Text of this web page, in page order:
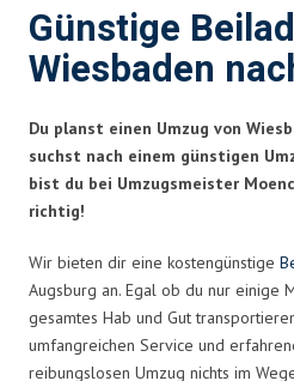
Günstige
Wiesbaden
Du planst einen Umzug von
suchst nach einem günstigen
bist du bei Umzugsmeister
richtig!
Wir bieten dir eine kostengünstige
Augsburg an. Egal ob du nur einige
gesamtes Hab und Gut
umfangreichen Service und
reibungslosen Umzug nichts im